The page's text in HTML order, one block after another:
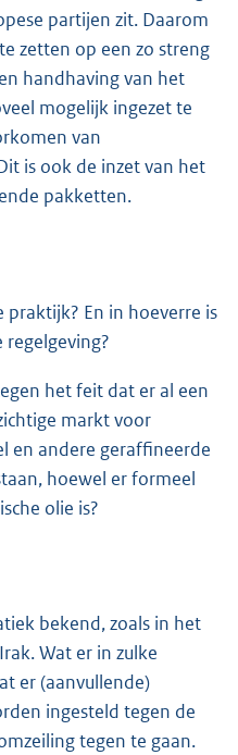
partijen zit. Daarom
zetten op een zo streng
handhaving van het
mogelijk ingezet te
van
is ook de inzet van het
pakketten.
praktijk? En in hoeverre is
het feit dat er al een
markt voor
en andere geraffineerde
hoewel er formeel
olie is?
bekend, zoals in het
Wat er in zulke
er (aanvullende)
ingesteld tegen de
tegen te gaan.